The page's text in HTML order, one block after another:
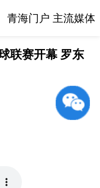
青海门户 主流媒体
联赛开幕 罗东